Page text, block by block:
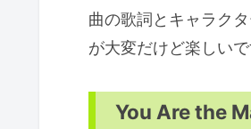
曲の歌詞とキャラク
が大変だけど楽しいで
You Are the